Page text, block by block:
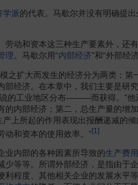
学派的代表。马歇尔并没有明确提
和资本这三种生产要素外，还
理。马歇尔用“内部经济”和“外部经
扩大而发生的经济分为两类：第
经济。在本章中，我们主要是
工业地区分布———而获得。”他
内部经济；第二，总生产量的
上所起的作用表现出报酬递减
动和资本的使用效率。”[1]
内部的各种因素所导致的生产费用
等等。所谓外部经济，是指由
程度、其他相关企业的发展水